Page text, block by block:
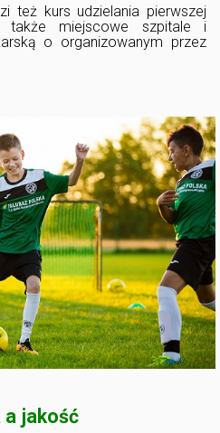
też kurs udzielania pierwszej
także miejscowe szpitale i
o organizowanym przez
a jakość